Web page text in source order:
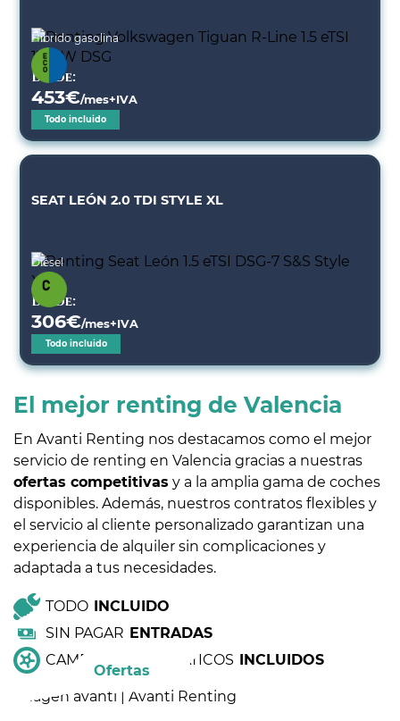
Híbrido gasolina
Desde:
453€/mes+IVA
Todo incluido
SEAT LEÓN 2.0 TDI STYLE XL
Diésel
Desde:
306€/mes+IVA
Todo incluido
Ofertas
El mejor renting de Valencia
En Avanti Renting nos destacamos como el mejor
servicio de renting en Valencia gracias a nuestras
ofertas competitivas y a la amplia gama de coches
disponibles. Además, nuestros contratos flexibles y
el servicio al cliente personalizado garantizan una
experiencia de alquiler sin complicaciones y
adaptada a tus necesidades.
TODO INCLUIDO
SIN PAGAR ENTRADAS
CAMBIO DE NEUMÁTICOS INCLUIDOS